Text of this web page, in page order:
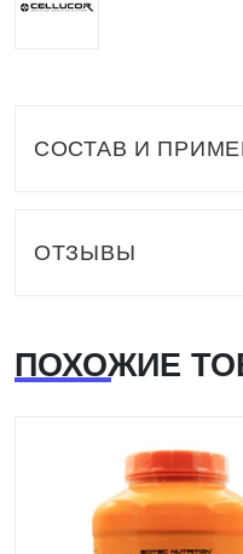
СОСТАВ И
ОТЗЫВЫ
ПОХОЖИЕ